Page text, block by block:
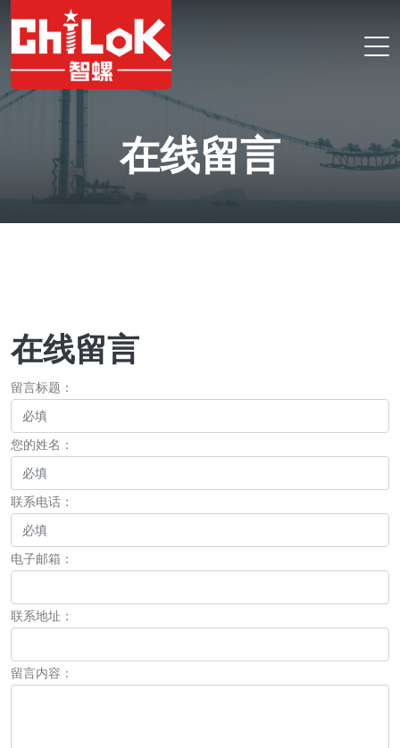
在线留言
在线留言
留言标题：
您的姓名：
联系电话：
电子邮箱：
联系地址：
留言内容：